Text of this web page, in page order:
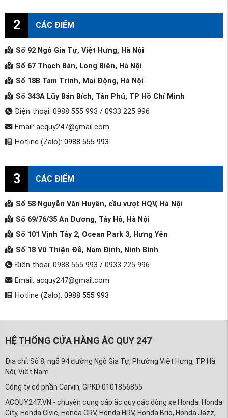
2 CÁC ĐIỂM
Số 92 Ngô Gia Tự, Việt Hưng, Hà Nội
Số 67 Thạch Bàn, Long Biên, Hà Nội
Số 18B Tam Trinh, Mai Động, Hà Nội
Số 343A Lũy Bán Bích, Tân Phú, TP Hồ Chí Minh
Điện thoại: 0988 555 993 / 0933 225 996
Email: acquy247@gmail.com
Hotline (Zalo): 0988 555 993
3 CÁC ĐIỂM
Số 58 Nguyễn Văn Huyên, cầu vượt HQV, Hà Nội
Số 69/76/35 An Dương, Tây Hồ, Hà Nội
Số 101 Vịnh Tây 2, Ocean Park 3, Hưng Yên
Số 18 Vũ Thiện Đễ, Nam Định, Ninh Bình
Điện thoại: 0988 555 993 / 0933 225 996
Email: acquy247@gmail.com
Hotline (Zalo): 0988 555 993
HỆ THỐNG CỬA HÀNG ẮC QUY 247
Địa chỉ: Số 8, ngõ 94 đường Ngô Gia Tự, Phường Việt Hưng, TP Hà
Nội, Việt Nam
Công ty cổ phần Carvin, GPKD 0101856855
ACQUY247.VN - chuyên cung cấp ắc quy các dòng xe Honda: Honda
City, Honda Civic, Honda CRV, Honda HRV, Honda Brio, Honda Jazz,